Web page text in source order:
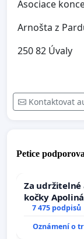
Asociace
Arnošta z
Kontaktovat
Petice
Za
kočky
7 475 podpisů
Oznámení o